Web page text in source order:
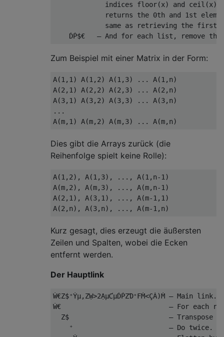
indices floor(x) and ceil(x)
returns the 0th and 1st
same as retrieving the first
Zum Beispiel mit einer Matrix in der Form:
A(1,1) A(1,2) A(1,3) ... A(1,n)
A(2,1) A(2,2) A(2,3) ... A(2,n)
A(3,1) A(3,2) A(3,3) ... A(3,n)
...
Dies gibt die Arrays zurück (die
Reihenfolge spielt keine Rolle):
A(1,2), A(1,3), ..., A(1,n-1)
A(m,2), A(m,3), ..., A(m,n-1)
A(2,1), A(3,1), ..., A(m-1,1)
Kurz gesagt, dies erzeugt die äußersten
Zeilen und Spalten, wobei die Ecken
entfernt werden.
Der Hauptlink
Ẇ€Z$⁺Ẏµ,ZẈ>2ẠµƇµḊṖZƊ⁺FṀ<ÇȦ)Ṁ – Main
Ẇ€                           – For each
Z$                         – Transpose
⁺                        – Do twice.